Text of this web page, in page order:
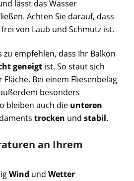
lässt das Wasser
Achten Sie darauf, dass
von Laub und Schmutz ist.
zu empfehlen, dass Ihr Balkon
geneigtist. So staut sich
Fläche. Bei einem Fliesenbelag
besonders
bleiben auch die unteren
trocken und stabil.
an Ihrem
Wind und Wetter